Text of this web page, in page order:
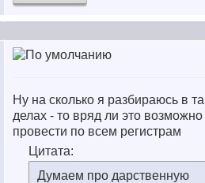
Ну на сколько я разбираюсь в
делах - то вряд ли это возможно
провести по всем регистрам
Цитата:
Думаем про дарственную